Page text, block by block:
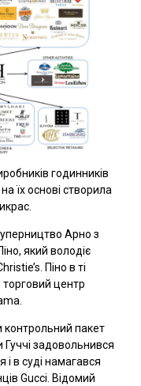
годинників
їх основі створила
Арно з
який володіє
Піно в ті
торговий центр
контрольний пакет
Гуччі задовольнився
в суді намагався
Gucci. Відомий